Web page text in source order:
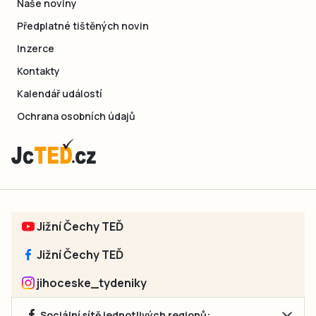
Naše noviny
Předplatné tištěných novin
Inzerce
Kontakty
Kalendář událostí
Ochrana osobních údajů
Jižní Čechy TEĎ
Jižní Čechy TEĎ
jihoceske_tydeniky